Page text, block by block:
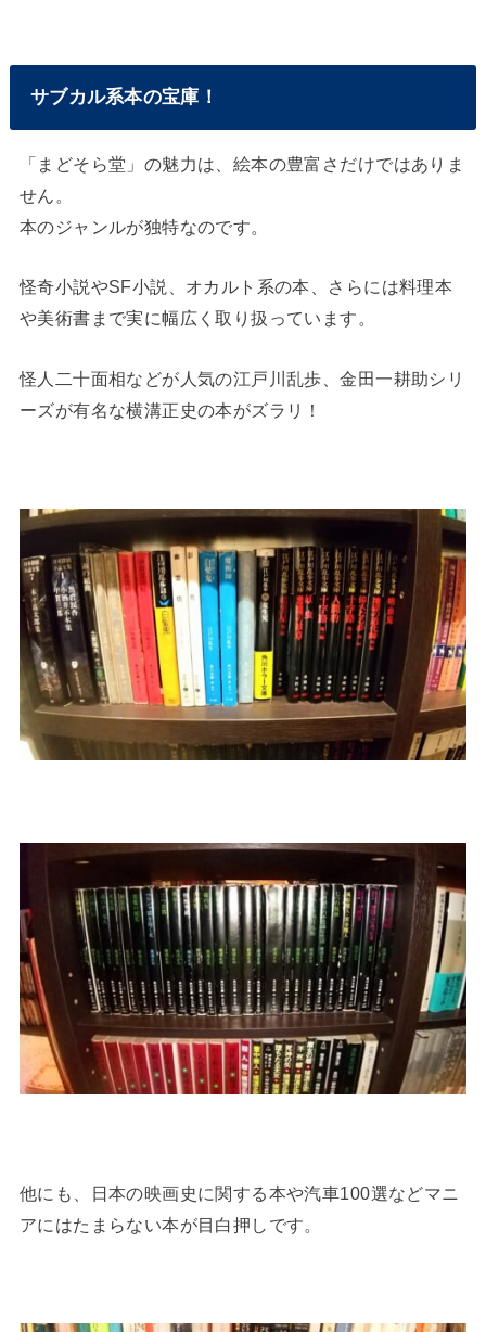
サブカル系本の宝庫！
「まどそら堂」の魅力は、絵本の豊富さだけではありま
せん。
本のジャンルが独特なのです。
怪奇小説やSF小説、オカルト系の本、さらには料理本
や美術書まで実に幅広く取り扱っています。
怪人二十面相などが人気の江戸川乱歩、金田一耕助シリ
ーズが有名な横溝正史の本がズラリ！
他にも、日本の映画史に関する本や汽車100選などマニ
アにはたまらない本が目白押しです。